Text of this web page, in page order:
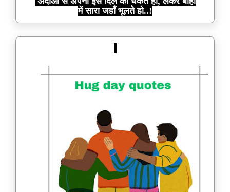
में सारा जहाँ भूलते हो..!